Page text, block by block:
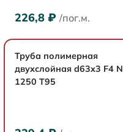
226,8 ₽ /пог.м.
Труба полимерная
двухслойная d63x3 F4 N
1250 Т95